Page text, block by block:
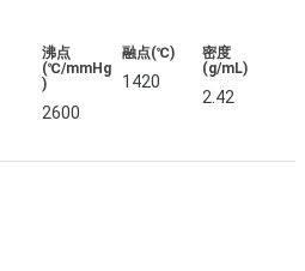
沸点
(℃/mmHg
)
2600
融点(℃)
1420
密度
(g/mL)
2.42